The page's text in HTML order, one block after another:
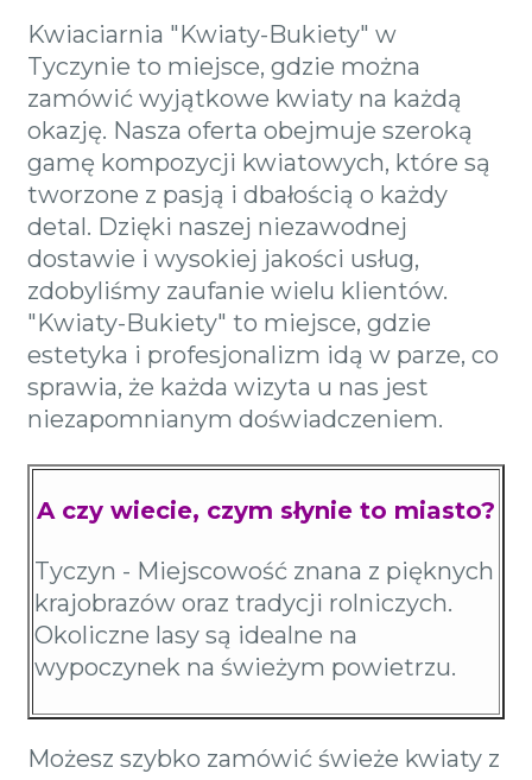
Kwiaciarnia "Kwiaty-Bukiety" w
Tyczynie to miejsce, gdzie można
zamówić wyjątkowe kwiaty na każdą
okazję. Nasza oferta obejmuje szeroką
gamę kompozycji kwiatowych, które są
tworzone z pasją i dbałością o każdy
detal. Dzięki naszej niezawodnej
dostawie i wysokiej jakości usług,
zdobyliśmy zaufanie wielu klientów.
"Kwiaty-Bukiety" to miejsce, gdzie
estetyka i profesjonalizm idą w parze, co
sprawia, że każda wizyta u nas jest
niezapomnianym doświadczeniem.
A czy wiecie, czym słynie to miasto?
Tyczyn - Miejscowość znana z pięknych
krajobrazów oraz tradycji rolniczych.
Okoliczne lasy są idealne na
wypoczynek na świeżym powietrzu.
Możesz szybko zamówić świeże kwiaty z